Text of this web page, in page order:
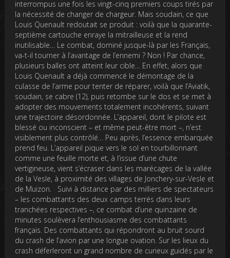
interrompus une fois les vingt-cinq premiers coups tirés par
la nécessité de changer de chargeur. Mais soudain, ce que
Louis Quenault redoutait se produit : voilà que la quarante-
septième cartouche enraye la mitrailleuse et la rend
inutilisable… Le combat, dominé jusque-là par les Français,
va-t-il tourner à l’avantage de l’ennemi ? Non ! Par chance,
plusieurs balles ont atteint leur cible… En effet, alors que
Louis Quenault a déjà commencé le démontage de la
culasse de l’arme pour tenter de réparer, voilà que l’Aviatik,
soudain, se cabre (12), puis retombe sur le dos et se met à
adopter des mouvements totalement incohérents, suivant
une trajectoire désordonnée. L’appareil, dont le pilote est
blessé ou inconscient – et même peut-être mort –, n’est
visiblement plus contrôlé… Peu après, l’essence embarquée
prend feu. L’appareil pique vers le sol en tourbillonnant
comme une feuille morte et, à l’issue d’une chute
vertigineuse, vient s’écraser dans les marécages de la vallée
de la Vesle, à proximité des villages de Jonchery-sur-Vesle et
de Muizon. Suivi à distance par des milliers de spectateurs
– les combattants des deux camps terrés dans leurs
tranchées respectives –, ce combat d’une quinzaine de
minutes soulèvera l’enthousiasme des combattants
français. Des combattants qui répondront au bruit sourd
du crash de l’avion par une longue ovation. Sur les lieux du
crash déferleront un grand nombre de curieux guidés par le